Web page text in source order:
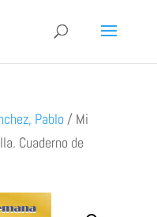
Pablo / Mi
Cuaderno de